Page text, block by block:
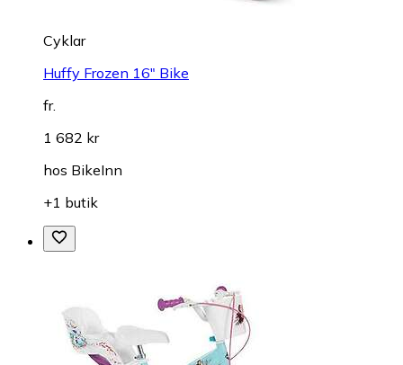
Cyklar
Huffy Frozen 16" Bike
fr.
1 682 kr
hos BikeInn
+1 butik